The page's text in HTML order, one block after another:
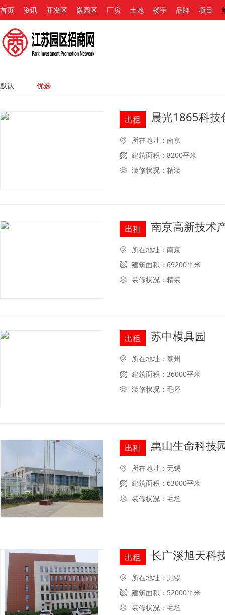
首页 资讯 开发区 微园区 厂房 土地 楼宇 品牌 项目
默认 优选
出租 晨光1865科技
所在地址：南京
建筑面积：8200平米
装修状况：精装
出租 南京高新技术
所在地址：南京
建筑面积：69200平米
装修状况：精装
出租 苏中模具园
所在地址：泰州
建筑面积：36000平米
装修状况：毛坯
出租 惠山生命科技
所在地址：无锡
建筑面积：63000平米
装修状况：毛坯
出租 长广溪旭天科
所在地址：无锡
建筑面积：52000平米
装修状况：毛坯